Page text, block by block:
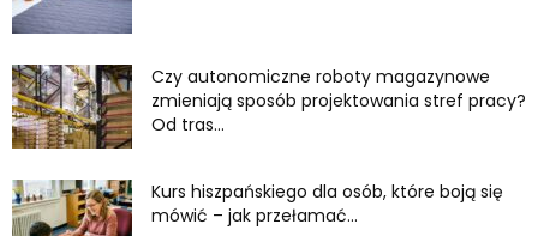
Czy autonomiczne roboty magazynowe
zmieniają sposób projektowania stref pracy?
Od tras...
Kurs hiszpańskiego dla osób, które boją się
mówić – jak przełamać...